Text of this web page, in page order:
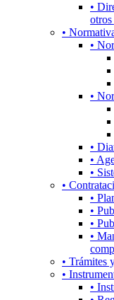
•
•
•
•
•
•
•
•
•
•
•
•
• Trámites
•
•